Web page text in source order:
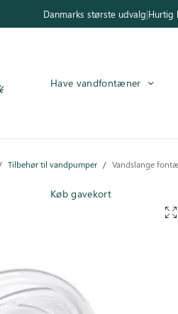
Danmarks største udvalg|Hurtig
Have vandfontæner
Køb gavekort
/ Tilbehør til vandpumper / Vandslange